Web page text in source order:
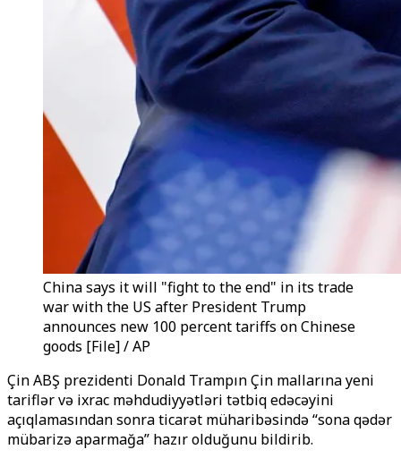
China says it will "fight to the end" in its trade
war with the US after President Trump
announces new 100 percent tariffs on Chinese
goods [File] / AP
Çin ABŞ prezidenti Donald Trampın Çin mallarına yeni
tariflər və ixrac məhdudiyyətləri tətbiq edəcəyini
açıqlamasından sonra ticarət müharibəsində “sona qədər
mübarizə aparmağa” hazır olduğunu bildirib.